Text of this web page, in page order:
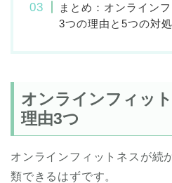
まとめ：オンライン
3つの理由と5つの対
オンラインフィッ
理由3つ
オンラインフィットネスが続
類できるはずです。